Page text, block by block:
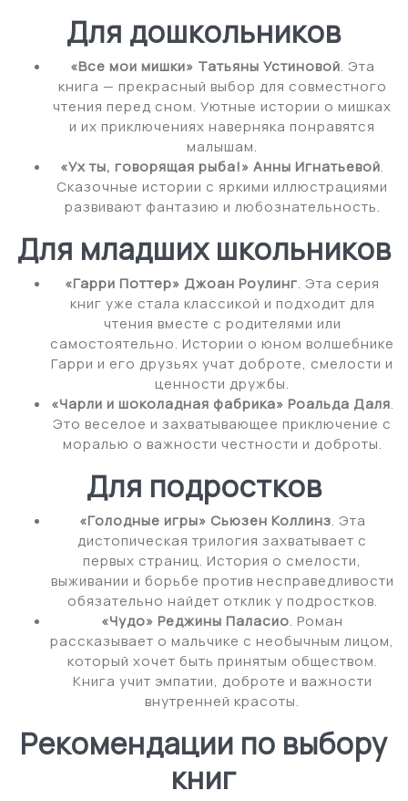
Для дошкольников
«Все мои мишки» Татьяны Устиновой. Эта
книга — прекрасный выбор для совместного
чтения перед сном. Уютные истории о мишках
и их приключениях наверняка понравятся
малышам.
«Ух ты, говорящая рыба!» Анны Игнатьевой.
Сказочные истории с яркими иллюстрациями
развивают фантазию и любознательность.
Для младших школьников
«Гарри Поттер» Джоан Роулинг. Эта серия
книг уже стала классикой и подходит для
чтения вместе с родителями или
самостоятельно. Истории о юном волшебнике
Гарри и его друзьях учат доброте, смелости и
ценности дружбы.
«Чарли и шоколадная фабрика» Роальда Даля.
Это веселое и захватывающее приключение с
моралью о важности честности и доброты.
Для подростков
«Голодные игры» Сьюзен Коллинз. Эта
дистопическая трилогия захватывает с
первых страниц. История о смелости,
выживании и борьбе против несправедливости
обязательно найдет отклик у подростков.
«Чудо» Реджины Паласио. Роман
рассказывает о мальчике с необычным лицом,
который хочет быть принятым обществом.
Книга учит эмпатии, доброте и важности
внутренней красоты.
Рекомендации по выбору
книг